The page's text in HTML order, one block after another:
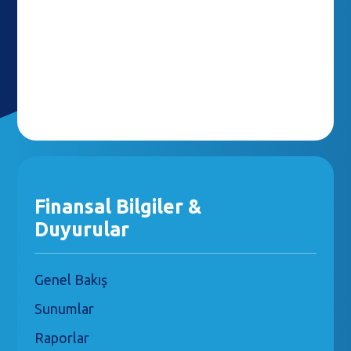
Finansal Bilgiler &
Duyurular
Genel Bakış
Sunumlar
Raporlar